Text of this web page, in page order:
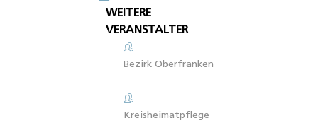
WEITERE
VERANSTALTER
Bezirk Oberfranken
Kreisheimatpflege